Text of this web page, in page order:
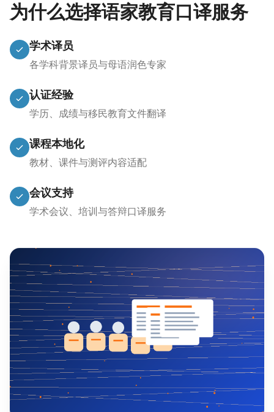
为什么选择语家教育口译服务
学术译员
各学科背景译员与母语润色专家
认证经验
学历、成绩与移民教育文件翻译
课程本地化
教材、课件与测评内容适配
会议支持
学术会议、培训与答辩口译服务